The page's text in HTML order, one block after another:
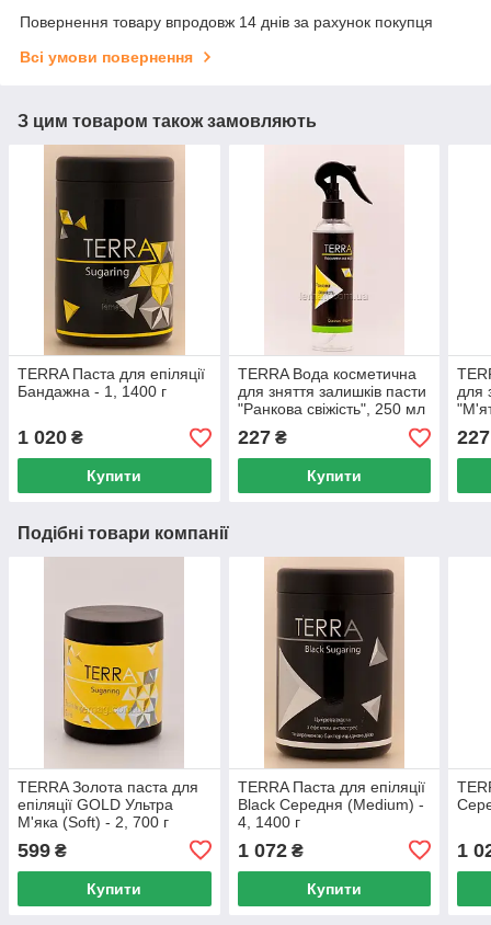
Повернення товару впродовж 14 днів за рахунок покупця
Всі умови повернення
З цим товаром також замовляють
TERRA Паста для епіляції
Бандажна - 1, 1400 г
1 020 ₴
Купити
TERRA Вода косметична
для зняття залишків пасти
"Ранкова свіжість", 250 мл
227₴
Купити
для
мл
227
Подібні товари компанії
TERRA Золота паста для
епіляції GOLD Ультра
М'яка (Soft) - 2, 700 г
599 ₴
Купити
TERRA Паста для епіляції
Black Середня (Medium) -
4, 1400 г
1 072₴
Купити
1